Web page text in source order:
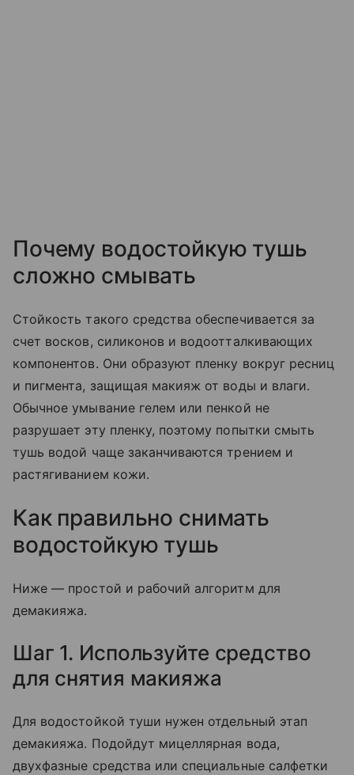
Почему водостойкую тушь
сложно смывать
Стойкость такого средства обеспечивается за
счет восков, силиконов и водоотталкивающих
компонентов. Они образуют пленку вокруг ресниц
и пигмента, защищая макияж от воды и влаги.
Обычное умывание гелем или пенкой не
разрушает эту пленку, поэтому попытки смыть
тушь водой чаще заканчиваются трением и
растягиванием кожи.
Как правильно снимать
водостойкую тушь
Ниже — простой и рабочий алгоритм для
демакияжа.
Шаг 1. Используйте средство
для снятия макияжа
Для водостойкой туши нужен отдельный этап
демакияжа. Подойдут мицеллярная вода,
двухфазные средства или специальные салфетки